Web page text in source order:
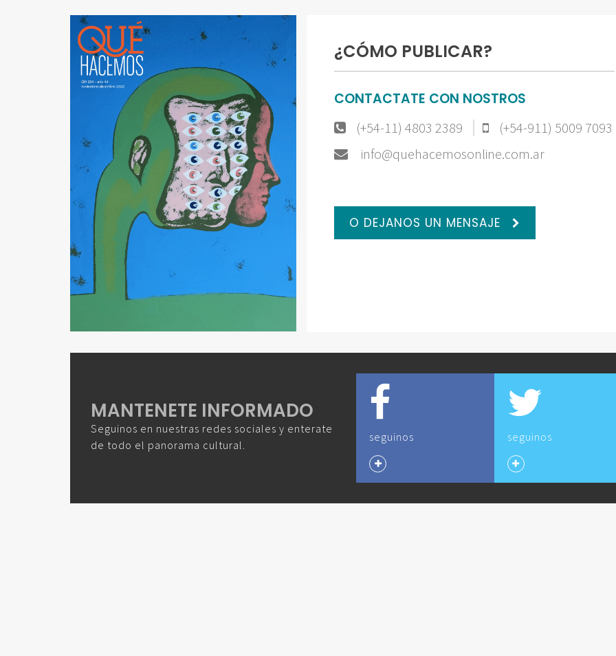
¿CÓMO PUBLICAR?
CONTACTATE CON NOSTROS
(+54-11) 4803 2389
(+54-911) 5009 7093
info@quehacemosonline.com.ar
O DEJANOS UN MENSAJE
MANTENETE INFORMADO
Seguinos en nuestras redes sociales y enterate
de todo el panorama cultural.
seguinos seguinos